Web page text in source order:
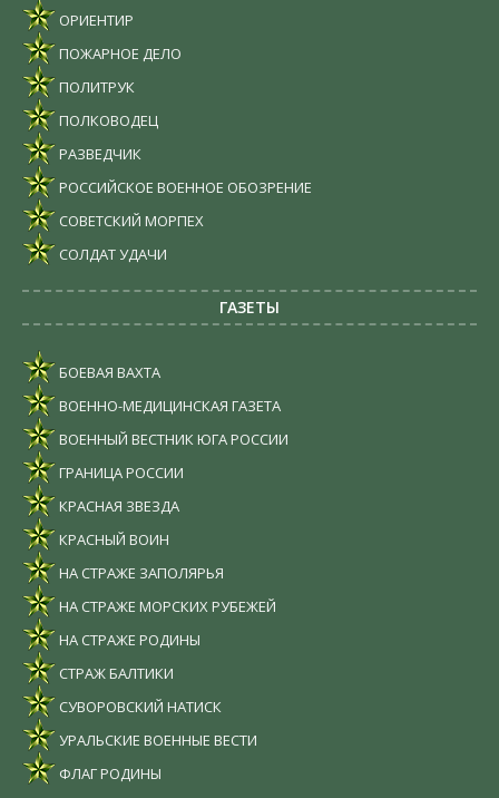
ОРИЕНТИР
ПОЖАРНОЕ ДЕЛО
ПОЛИТРУК
ПОЛКОВОДЕЦ
РАЗВЕДЧИК
РОССИЙСКОЕ ВОЕННОЕ ОБОЗРЕНИЕ
СОВЕТСКИЙ МОРПЕХ
СОЛДАТ УДАЧИ
ГАЗЕТЫ
БОЕВАЯ ВАХТА
ВОЕННО-МЕДИЦИНСКАЯ ГАЗЕТА
ВОЕННЫЙ ВЕСТНИК ЮГА РОССИИ
ГРАНИЦА РОССИИ
КРАСНАЯ ЗВЕЗДА
КРАСНЫЙ ВОИН
НА СТРАЖЕ ЗАПОЛЯРЬЯ
НА СТРАЖЕ МОРСКИХ РУБЕЖЕЙ
НА СТРАЖЕ РОДИНЫ
СТРАЖ БАЛТИКИ
СУВОРОВСКИЙ НАТИСК
УРАЛЬСКИЕ ВОЕННЫЕ ВЕСТИ
ФЛАГ РОДИНЫ